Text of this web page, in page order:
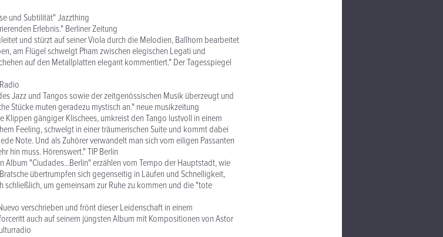
und Subtilität" Jazzthing
Erlebnis." Berliner Zeitung
und stürzt auf seiner Viola durch die Melodien, Ballhorn bearbeitet
am Flügel schwelgt Pham zwischen elegischen Legati und
auf den Metallplatten elegant kommentiert." Der Tagesspiegel
Jazz und Tangos sowie der zeitgenössischen Musik überzeugt und
Stücke muten geradezu mystisch an." neue musikzeitung
Klippen gängiger Klischees, umkreist den Tango lustvoll in einem
Feeling, schwelgt in einer träumerischen Suite und kommt dabei
Note. Und als Zuhörer verwandelt man sich vom eiligen Passanten
hin muss. Hörenswert." TIP Berlin
Album "Ciudades...Berlin" erzählen vom Tempo der Hauptstadt, wie
übertrumpfen sich gegenseitig in Läufen und Schnelligkeit,
um gemeinsam zur Ruhe zu kommen und die "tote
verschrieben und frönt dieser Leidenschaft in einem
auch auf seinem jüngsten Album mit Kompositionen von Astor